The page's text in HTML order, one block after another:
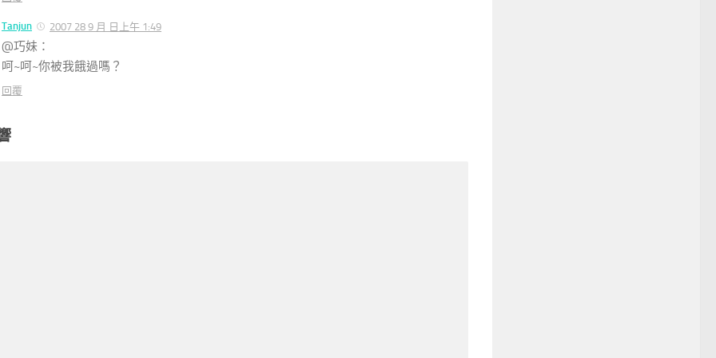
Tanjun 2007 28 9 月 日上午 1:49
@巧妹：
呵~呵~你被我餓過嗎？
回覆